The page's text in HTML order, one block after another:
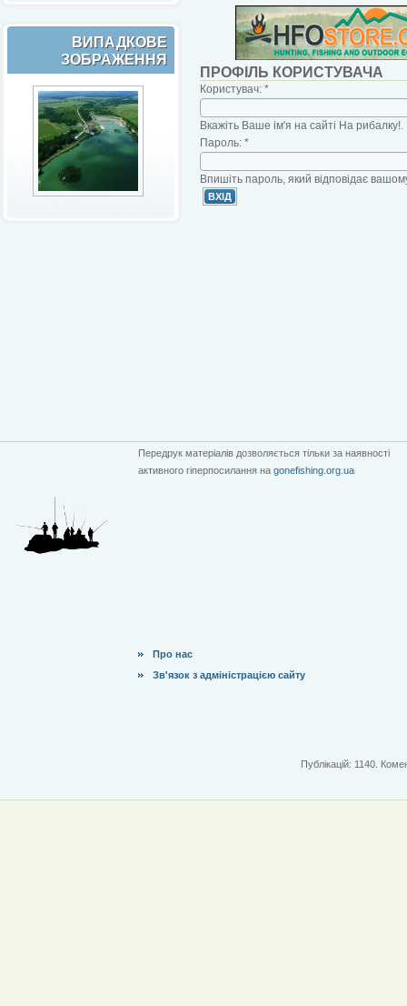
ВИПАДКОВЕ
ЗОБРАЖЕННЯ
ПРОФІЛЬ КОРИСТУВАЧА
Користувач: *
Вкажіть Ваше ім'я на сайті На рибалку!.
Пароль: *
Впишіть пароль, який відповідає
Передрук матеріалів дозволяється тільки за наявності
активного гіперпосилання на gonefishing.org.ua
Про нас
Зв'язок з адміністрацією сайту
Публікацій: 1140.